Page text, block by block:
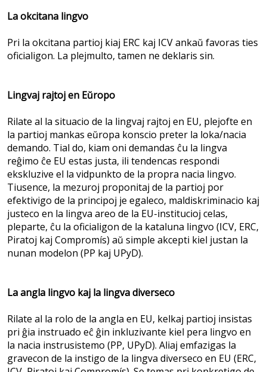
La okcitana lingvo
Pri la okcitana partioj kiaj ERC kaj ICV ankaŭ favoras ties
oficialigon. La plejmulto, tamen ne deklaris sin.
Lingvaj rajtoj en Eŭropo
Rilate al la situacio de la lingvaj rajtoj en EU, plejofte en
la partioj mankas eŭropa konscio preter la loka/nacia
demando. Tial do, kiam oni demandas ĉu la lingva
reĝimo ĉe EU estas justa, ili tendencas respondi
ekskluzive el la vidpunkto de la propra nacia lingvo.
Tiusence, la mezuroj proponitaj de la partioj por
efektivigo de la principoj je egaleco, maldiskriminacio kaj
justeco en la lingva areo de la EU-institucioj celas,
pleparte, ĉu la oficialigon de la kataluna lingvo (ICV, ERC,
Piratoj kaj Compromís) aŭ simple akcepti kiel justan la
nunan modelon (PP kaj UPyD).
La angla lingvo kaj la lingva diverseco
Rilate al la rolo de la angla en EU, kelkaj partioj insistas
pri ĝia instruado eĉ ĝin inkluzivante kiel pera lingvo en
la nacia instrusistemo (PP, UPyD). Aliaj emfazigas la
gravecon de la instigo de la lingva diverseco en EU (ERC,